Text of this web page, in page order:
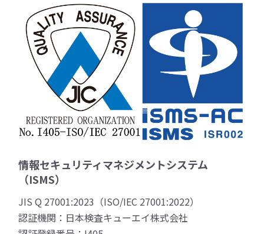
情報セキュリティマネジメントシステム
（ISMS）
JIS Q 27001:2023（ISO/IEC 27001:2022）
認証機関：日本検査キューエイ株式会社